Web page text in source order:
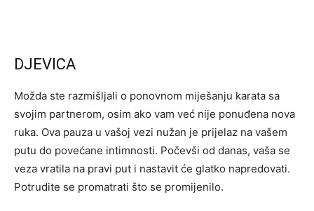
DJEVICA
Možda ste razmišljali o ponovnom miješanju karata sa
svojim partnerom, osim ako vam već nije ponuđena nova
ruka. Ova pauza u vašoj vezi nužan je prijelaz na vašem
putu do povećane intimnosti. Počevši od danas, vaša se
veza vratila na pravi put i nastavit će glatko napredovati.
Potrudite se promatrati što se promijenilo.